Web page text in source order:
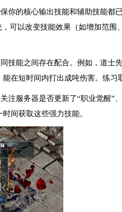
你的核心输出技能和辅助技能都
可以改变技能效果（如增加范
技能之间存在配合。例如，道士
在短时间内打出成吨伤害。练习
注服务器是否更新了“职业觉醒”
间获取这些强力技能。